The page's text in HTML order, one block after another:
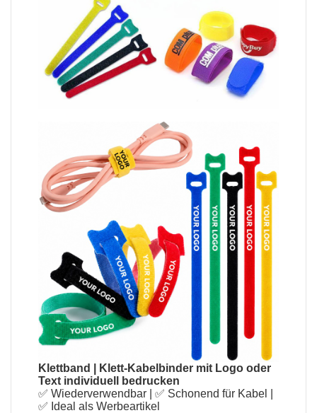
Klettband
Klett-Kabelbinder mit Logo oder
Text individuell bedrucken
✅ Wiederverwendbar | ✅ Schonend für Kabel |
✅ Ideal als Werbeartikel